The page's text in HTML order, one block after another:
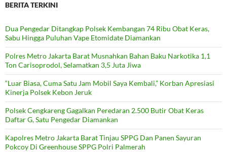
BERITA TERKINI
Dua Pengedar Ditangkap Polsek Kembangan 74 Ribu Obat Keras,
Sabu Hingga Puluhan Vape Etomidate Diamankan
Polres Metro Jakarta Barat Musnahkan Bahan Baku Narkotika 1,1
Ton Carisoprodol, Selamatkan 3,5 Juta Jiwa
“Luar Biasa, Cuma Satu Jam Mobil Saya Kembali,” Korban Apresiasi
Kinerja Polsek Kebon Jeruk
Polsek Cengkareng Gagalkan Peredaran 2.500 Butir Obat Keras
Daftar G, Satu Pengedar Diamankan
Kapolres Metro Jakarta Barat Tinjau SPPG Dan Panen Sayuran
Pokcoy Di Greenhouse SPPG Polri Palmerah